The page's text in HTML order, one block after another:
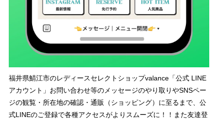
福井県鯖江市のレディースセレクトショップvalance「公式 LINE
アカウント」お問い合わせ等のメッセージのやり取りやSNSペー
ジの観覧・所在地の確認・通販（ショッピング）に至るまで、公
式LINEのご登録で各種アクセスがよりスムーズに！！また友達登